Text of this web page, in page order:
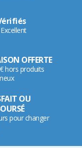
OFFERTE
hors produits
OU
pour changer